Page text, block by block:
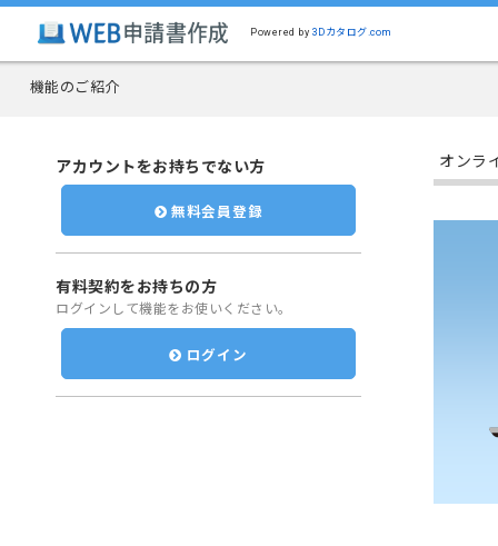
Powered by 3Dカタログ.com
機能のご紹介
アカウントをお持ちでない方
無料会員登録
有料契約をお持ちの方
ログインして機能をお使いください。
ログイン
オンラ